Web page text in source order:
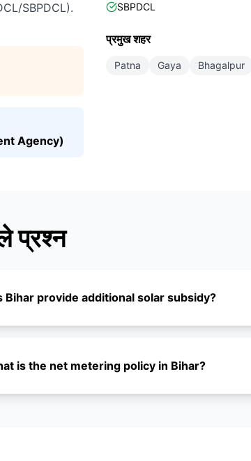
SBPDCL).
Agency)
SBPDCL
प्रमुख शहर
Patna Gaya Bhagalpur
प्रश्न
Bihar provide additional solar subsidy?
is the net metering policy in Bihar?